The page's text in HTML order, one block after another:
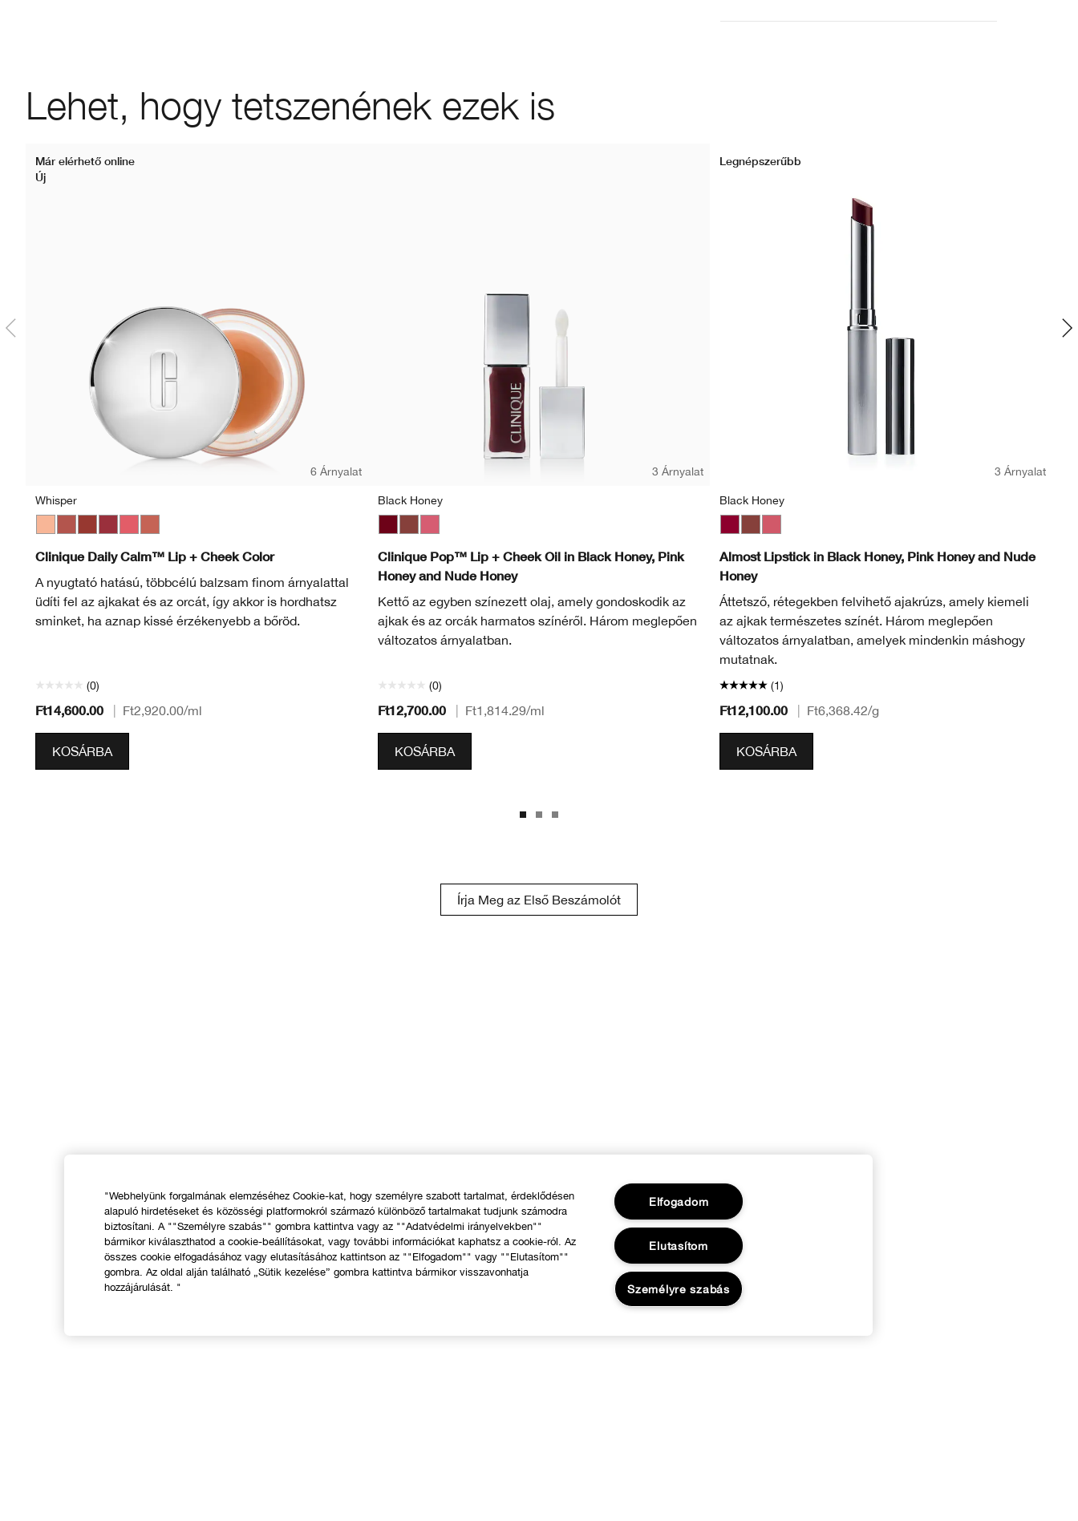
Lehet, hogy tetszenének ezek is
Már elérhető online
Új
6 Árnyalat
Whisper
Clinique Daily Calm™ Lip + Cheek Color
A nyugtató hatású, többcélú balzsam finom árnyalattal
üdíti fel az ajkakat és az orcát, így akkor is hordhatsz
sminket, ha aznap kissé érzékenyebb a bőröd.
(0)
Ft14,600.00 Ft2,920.00/ml
KOSÁRBA
3 Árnyalat
Black Honey
Clinique Pop™ Lip + Cheek Oil in Black Honey, Pink
Honey and Nude Honey
Kettő az egyben színezett olaj, amely gondoskodik az
ajkak és az orcák harmatos színéről. Három meglepően
változatos árnyalatban.
(0)
Ft12,700.00 Ft1,814.29/ml
KOSÁRBA
Legnépszerűbb
3 Árnyalat
Black Honey
Almost Lipstick in Black Honey, Pink Honey and Nude
Honey
Áttetsző, rétegekben felvihető ajakrúzs, amely kiemeli
az ajkak természetes színét. Három meglepően
változatos árnyalatban, amelyek mindenkin máshogy
mutatnak.
(1)
Ft12,100.00 Ft6,368.42/g
KOSÁRBA
Írja Meg az Első Beszámolót
"Webhelyünk forgalmának elemzéséhez Cookie-kat, hogy személyre szabott tartalmat, érdeklődésen
alapuló hirdetéseket és közösségi platformokról származó különböző tartalmakat tudjunk számodra
biztosítani. A ""Személyre szabás"" gombra kattintva vagy az ""Adatvédelmi irányelvekben""
bármikor kiválaszthatod a cookie-beállításokat, vagy további információkat kaphatsz a cookie-ról. Az
összes cookie elfogadásához vagy elutasításához kattintson az ""Elfogadom"" vagy ""Elutasítom""
gombra. Az oldal alján található „Sütik kezelése” gombra kattintva bármikor visszavonhatja
hozzájárulását. "
Elfogadom
Elutasítom
Személyre szabás